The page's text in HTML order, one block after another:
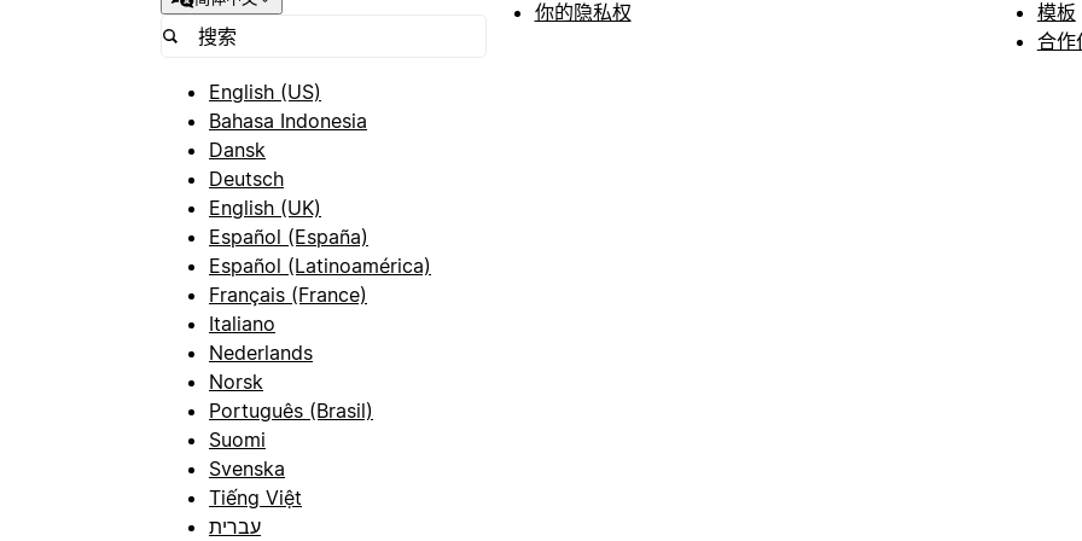
English (US)
Bahasa Indonesia
Dansk
Deutsch
English (UK)
Español (España)
Español (Latinoamérica)
Français (France)
Italiano
Nederlands
Norsk
Português (Brasil)
Suomi
Svenska
Tiếng Việt
עברית
你的隐私权
模板
合作